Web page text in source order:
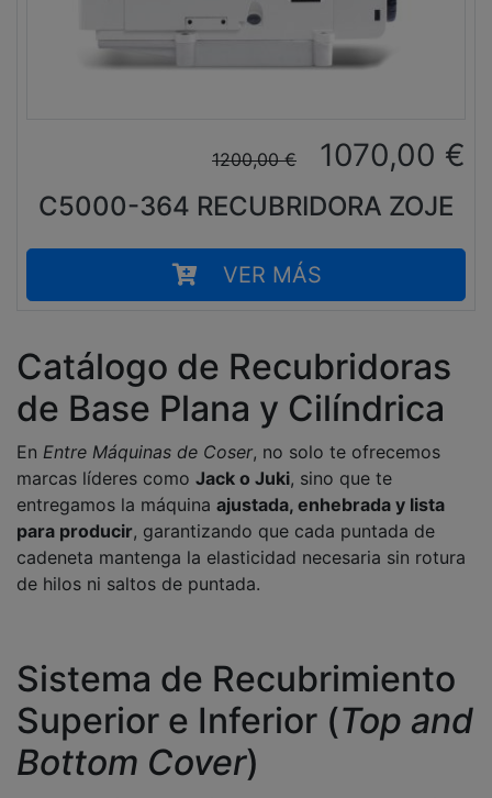
1200,00 € 1070,00 €
C5000-364 RECUBRIDORA ZOJE
VER MÁS
Catálogo de Recubridoras
de Base Plana y Cilíndrica
En Entre Máquinas de Coser, no solo te ofrecemos
marcas líderes como Jack o Juki, sino que te
entregamos la máquina ajustada, enhebrada y lista
para producir, garantizando que cada puntada de
cadeneta mantenga la elasticidad necesaria sin rotura
de hilos ni saltos de puntada.
Sistema de Recubrimiento
Superior e Inferior (Top and
Bottom Cover)